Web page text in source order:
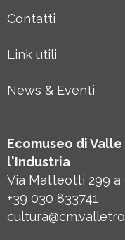
Contatti
Link utili
News & Eventi
Ecomuseo di
l'Industria
Via Matteotti 299 a
+39 030 833741